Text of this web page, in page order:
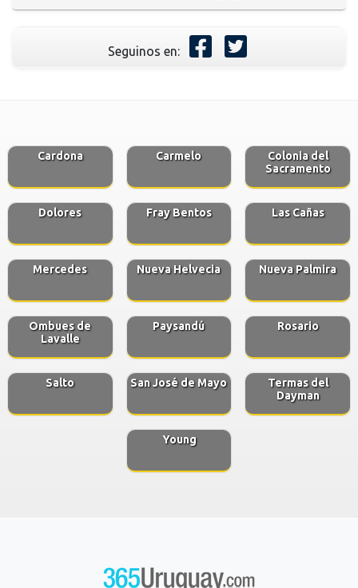
Seguinos en:
Cardona Carmelo
Colonia del
Sacramento
Dolores Fray Bentos Las Cañas
Mercedes Nueva Helvecia Nueva Palmira
Ombues de
Lavalle
Paysandú Rosario
Salto San José de Mayo
Termas del
Dayman
Young